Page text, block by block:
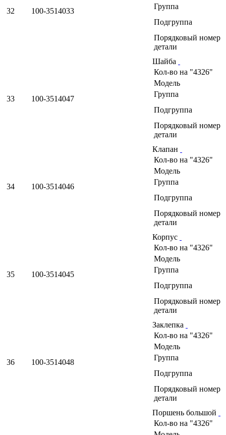
32 100-3514033
Группа
Подгруппа
Порядковый номер
детали
33 100-3514047
Шайба
Кол-во на "4326"
Модель
Группа
Подгруппа
Порядковый номер
детали
34 100-3514046
Клапан
Кол-во на "4326"
Модель
Группа
Подгруппа
Порядковый номер
детали
35 100-3514045
Корпус
Кол-во на "4326"
Модель
Группа
Подгруппа
Порядковый номер
детали
36 100-3514048
Заклепка
Кол-во на "4326"
Модель
Группа
Подгруппа
Порядковый номер
детали
Поршень большой
Кол-во на "4326"